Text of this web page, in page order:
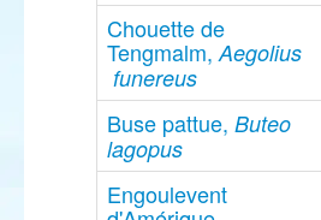
Chouette de
Tengmalm,Aegolius
funereus
Buse pattue, Buteo
lagopus
Engoulevent